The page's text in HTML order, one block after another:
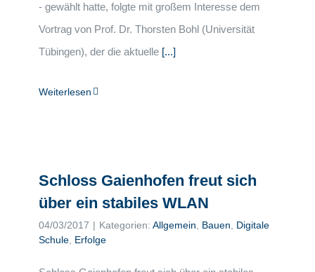
- gewählt hatte, folgte mit großem Interesse dem
Vortrag von Prof. Dr. Thorsten Bohl (Universität
Tübingen), der die aktuelle [...]
Weiterlesen
Schloss Gaienhofen freut sich
über ein stabiles WLAN
04/03/2017 | Kategorien: Allgemein Bauen
Digitale
Schule Erfolge